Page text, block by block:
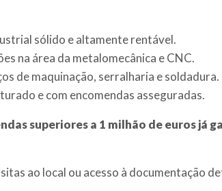
sólido e altamente rentável.
na área da metalomecânica e CNC.
de maquinação, serralharia e soldadura.
e com encomendas asseguradas.
superiores a 1 milhão de euros já
ao local ou acesso à documentação